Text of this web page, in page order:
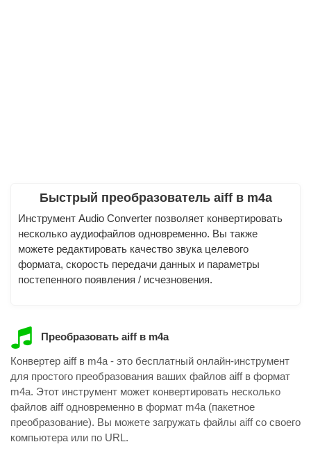
Быстрый преобразователь aiff в m4a
Инструмент Audio Converter позволяет конвертировать
несколько аудиофайлов одновременно. Вы также
можете редактировать качество звука целевого
формата, скорость передачи данных и параметры
постепенного появления / исчезновения.
Преобразовать aiff в m4a
Конвертер aiff в m4a - это бесплатный онлайн-инструмент
для простого преобразования ваших файлов aiff в формат
m4a. Этот инструмент может конвертировать несколько
файлов aiff одновременно в формат m4a (пакетное
преобразование). Вы можете загружать файлы aiff со своего
компьютера или по URL.